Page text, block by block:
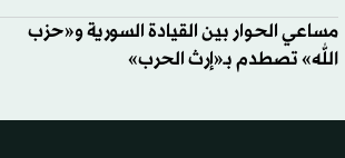
مساعي الحوار بين القيادة السورية و«حزب
الله» تصطدم بـ«إرث الحرب»